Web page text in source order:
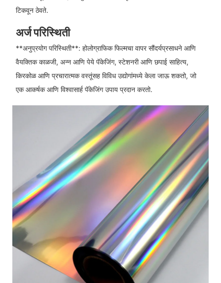
टिकवून ठेवते.
अर्ज परिस्थिती
**अनुप्रयोग परिस्थिती**: होलोग्राफिक फिल्मचा वापर सौंदर्यप्रसाधने आणि
वैयक्तिक काळजी, अन्न आणि पेये पॅकेजिंग, स्टेशनरी आणि छपाई साहित्य,
किरकोळ आणि प्रचारात्मक वस्तूंसह विविध उद्योगांमध्ये केला जाऊ शकतो, जो
एक आकर्षक आणि विश्वासार्ह पॅकेजिंग उपाय प्रदान करतो.